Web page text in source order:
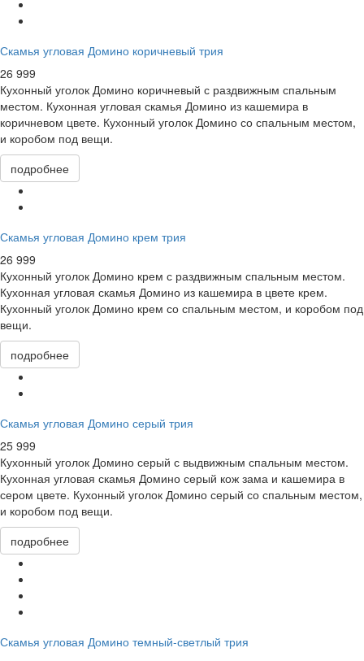
Скамья угловая Домино коричневый трия
26 999
Кухонный уголок Домино коричневый с раздвижным спальным
местом. Кухонная угловая скамья Домино из кашемира в
коричневом цвете. Кухонный уголок Домино со спальным местом,
и коробом под вещи.
подробнее
Скамья угловая Домино крем трия
26 999
Кухонный уголок Домино крем с раздвижным спальным местом.
Кухонная угловая скамья Домино из кашемира в цвете крем.
Кухонный уголок Домино крем со спальным местом, и коробом под
вещи.
подробнее
Скамья угловая Домино серый трия
25 999
Кухонный уголок Домино серый с выдвижным спальным местом.
Кухонная угловая скамья Домино серый кож зама и кашемира в
сером цвете. Кухонный уголок Домино серый со спальным местом,
и коробом под вещи.
подробнее
Скамья угловая Домино темный-светлый трия